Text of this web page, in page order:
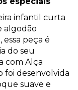
infantil curta
algodão
peça é
do seu
com Alça
foi desenvolvida
suave e